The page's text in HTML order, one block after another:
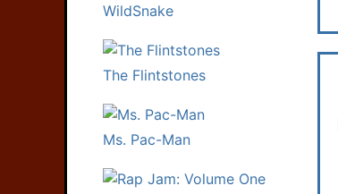
WildSnake
The Flintstones
Ms. Pac-Man